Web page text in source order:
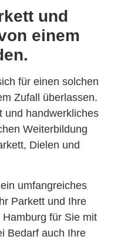
und
einem
für einen solchen
Zufall überlassen.
und handwerkliches
Weiterbildung
Dielen und
umfangreiches
Parkett und Ihre
für Sie mit
Bedarf auch Ihre